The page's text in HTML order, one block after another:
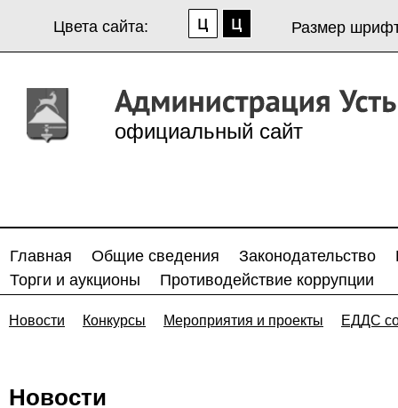
Цвета сайта: Размер
официальный сайт
Главная Общие сведения Законодательство
Торги и аукционы
Противодействие коррупции
Новости Конкурсы Мероприятия и проекты ЕДДС
Новости